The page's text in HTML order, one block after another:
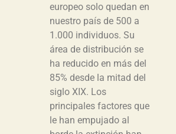
europeo solo quedan en
nuestro país de 500 a
1.000 individuos. Su
área de distribución se
ha reducido en más del
85% desde la mitad del
siglo XIX. Los
principales factores que
le han empujado al